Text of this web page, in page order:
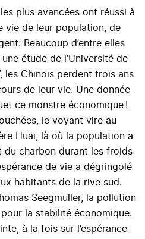
plus avancées ont réussi à
vie de leur population, de
Beaucoup d’entre elles
étude de l’Université de
les Chinois perdent trois ans
de leur vie. Une donnée
ce monstre économique !
le voyant vire au
Huai, là où la population a
du charbon durant les froids
de vie a dégringolé
habitants de la rive sud.
Seegmuller, la pollution
la stabilité économique.
à la fois sur l’espérance